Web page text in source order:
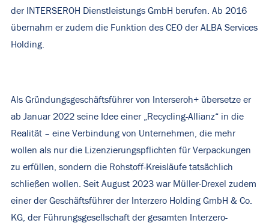
der INTERSEROH Dienstleistungs GmbH berufen. Ab 2016
übernahm er zudem die Funktion des CEO der ALBA Services
Holding.
Als Gründungsgeschäftsführer von Interseroh+ übersetze er
ab Januar 2022 seine Idee einer „Recycling-Allianz“ in die
Realität – eine Verbindung von Unternehmen, die mehr
wollen als nur die Lizenzierungspflichten für Verpackungen
zu erfüllen, sondern die Rohstoff-Kreisläufe tatsächlich
schließen wollen. Seit August 2023 war Müller-Drexel zudem
einer der Geschäftsführer der Interzero Holding GmbH & Co.
KG, der Führungsgesellschaft der gesamten Interzero-